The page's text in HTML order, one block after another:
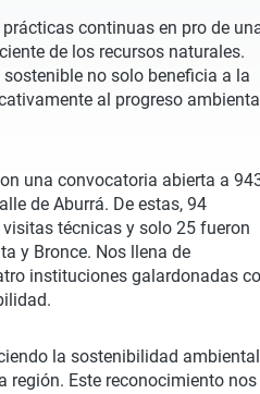
continuas en pro de
de los recursos naturales.
no solo beneficia a la
al progreso
una convocatoria abierta a
de Aburrá. De estas, 94
técnicas y solo 25 fueron
y Bronce. Nos llena de
instituciones galardonadas
la sostenibilidad ambiental
región. Este reconocimiento nos